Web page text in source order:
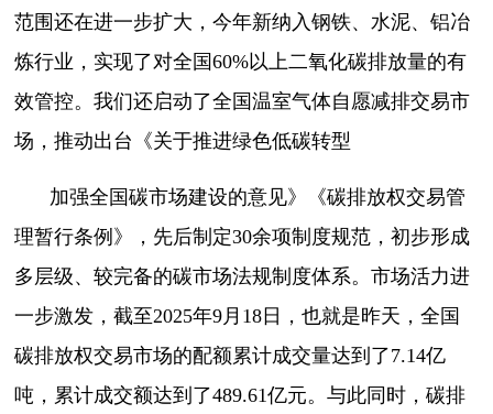
范围还在进一步扩大，今年新纳入钢铁、水泥、铝冶
炼行业，实现了对全国60%以上二氧化碳排放量的有
效管控。我们还启动了全国温室气体自愿减排交易市
场，推动出台《关于推进绿色低碳转型
加强全国碳市场建设的意见》《碳排放权交易管
理暂行条例》，先后制定30余项制度规范，初步形成
多层级、较完备的碳市场法规制度体系。市场活力进
一步激发，截至2025年9月18日，也就是昨天，全国
碳排放权交易市场的配额累计成交量达到了7.14亿
吨，累计成交额达到了489.61亿元。与此同时，碳排